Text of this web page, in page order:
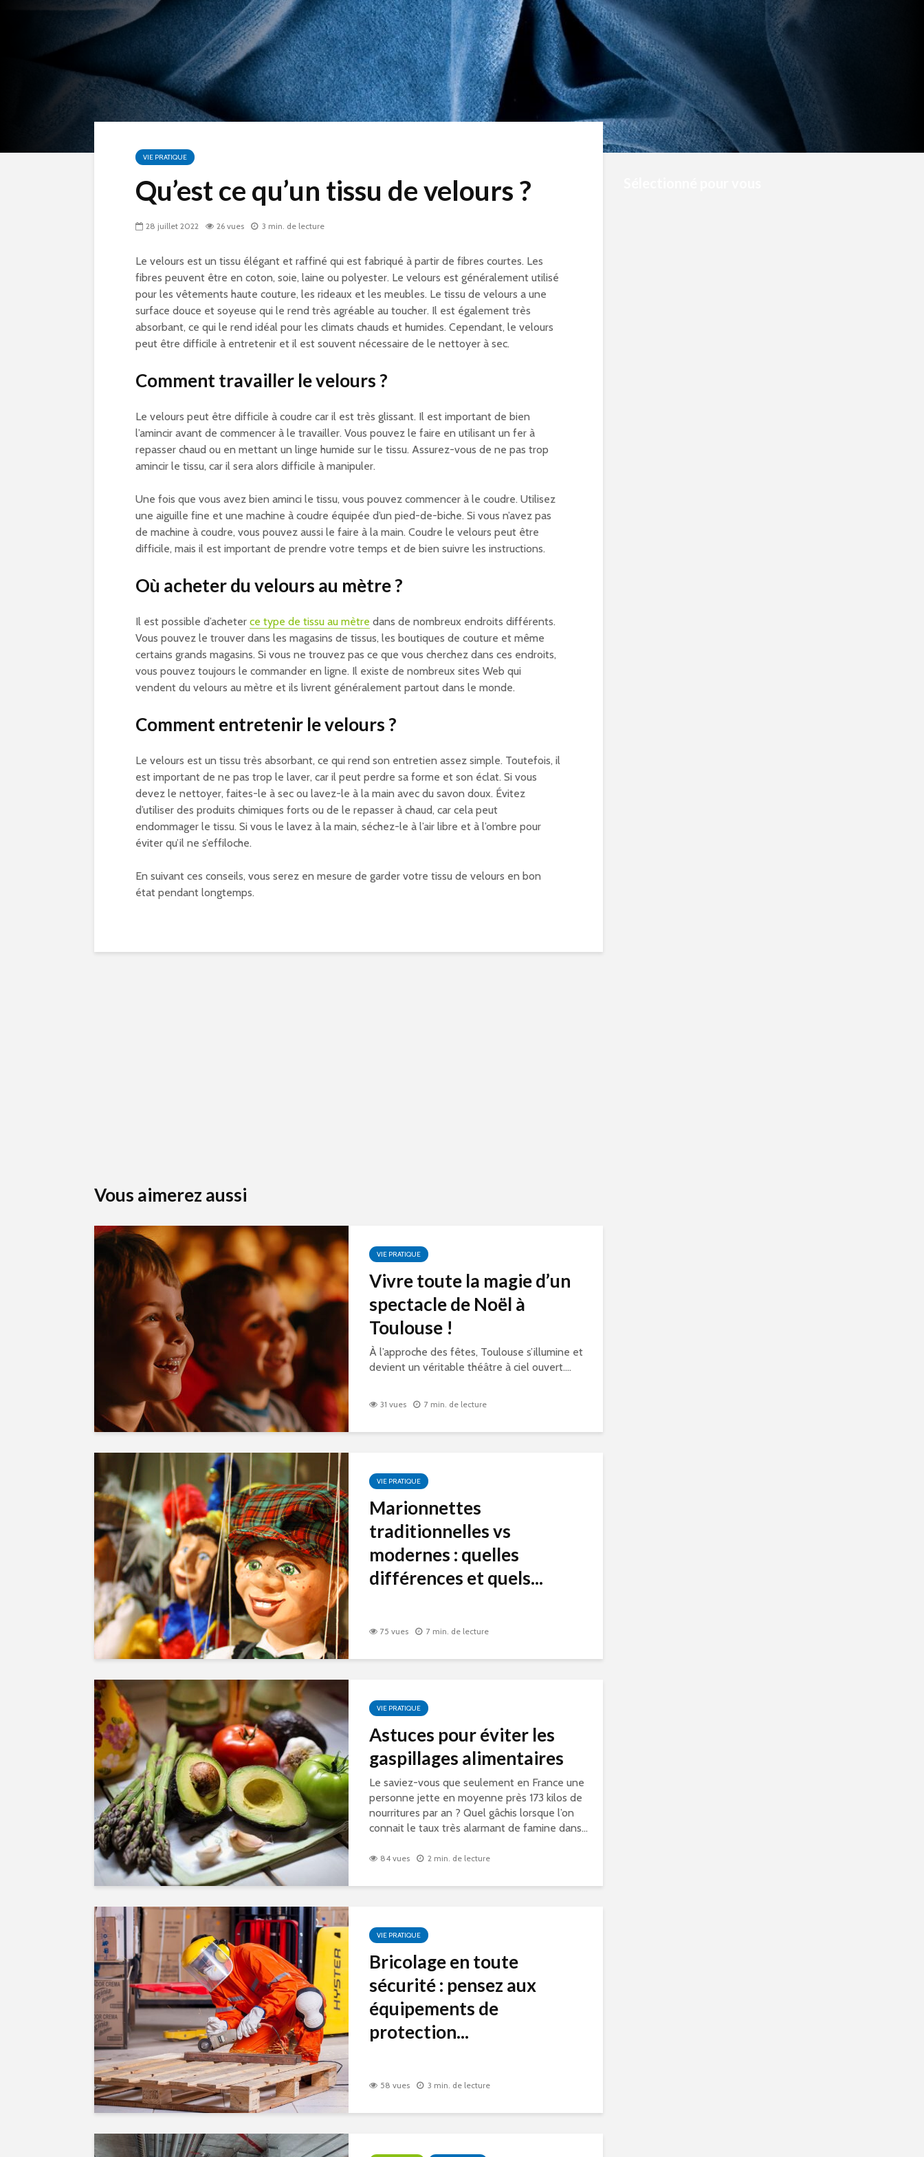
VIE PRATIQUE
Qu’est ce qu’un tissu de velours ?
28 juillet 2022 26 vues 3 min. de lecture
Le velours est un tissu élégant et raffiné qui est fabriqué à partir de fibres courtes. Les
fibres peuvent être en coton, soie, laine ou polyester. Le velours est généralement utilisé
pour les vêtements haute couture, les rideaux et les meubles. Le tissu de velours a une
surface douce et soyeuse qui le rend très agréable au toucher. Il est également très
absorbant, ce qui le rend idéal pour les climats chauds et humides. Cependant, le velours
peut être difficile à entretenir et il est souvent nécessaire de le nettoyer à sec.
Comment travailler le velours ?
Le velours peut être difficile à coudre car il est très glissant. Il est important de bien
l’amincir avant de commencer à le travailler. Vous pouvez le faire en utilisant un fer à
repasser chaud ou en mettant un linge humide sur le tissu. Assurez-vous de ne pas trop
amincir le tissu, car il sera alors difficile à manipuler.
Une fois que vous avez bien aminci le tissu, vous pouvez commencer à le coudre. Utilisez
une aiguille fine et une machine à coudre équipée d’un pied-de-biche. Si vous n’avez pas
de machine à coudre, vous pouvez aussi le faire à la main. Coudre le velours peut être
difficile, mais il est important de prendre votre temps et de bien suivre les instructions.
Où acheter du velours au mètre ?
Il est possible d’acheter ce type de tissu au mètre dans de nombreux endroits différents.
Vous pouvez le trouver dans les magasins de tissus, les boutiques de couture et même
certains grands magasins. Si vous ne trouvez pas ce que vous cherchez dans ces endroits,
vous pouvez toujours le commander en ligne. Il existe de nombreux sites Web qui
vendent du velours au mètre et ils livrent généralement partout dans le monde.
Comment entretenir le velours ?
Le velours est un tissu très absorbant, ce qui rend son entretien assez simple. Toutefois, il
est important de ne pas trop le laver, car il peut perdre sa forme et son éclat. Si vous
devez le nettoyer, faites-le à sec ou lavez-le à la main avec du savon doux. Évitez
d’utiliser des produits chimiques forts ou de le repasser à chaud, car cela peut
endommager le tissu. Si vous le lavez à la main, séchez-le à l’air libre et à l’ombre pour
éviter qu’il ne s’effiloche.
En suivant ces conseils, vous serez en mesure de garder votre tissu de velours en bon
état pendant longtemps.
Vous aimerez aussi
VIE PRATIQUE
Vivre toute la magie d’un
spectacle de Noël à
Toulouse !
À l’approche des fêtes, Toulouse s’illumine et
devient un véritable théâtre à ciel ouvert....
31 vues 7 min. de lecture
VIE PRATIQUE
Marionnettes
traditionnelles vs
modernes : quelles
différences et quels...
75 vues 7 min. de lecture
VIE PRATIQUE
Astuces pour éviter les
gaspillages alimentaires
Le saviez-vous que seulement en France une
personne jette en moyenne près 173 kilos de
nourritures par an ? Quel gâchis lorsque l’on
connait le taux très alarmant de famine dans...
84 vues 2 min. de lecture
VIE PRATIQUE
Bricolage en toute
sécurité : pensez aux
équipements de
protection...
58 vues 3 min. de lecture